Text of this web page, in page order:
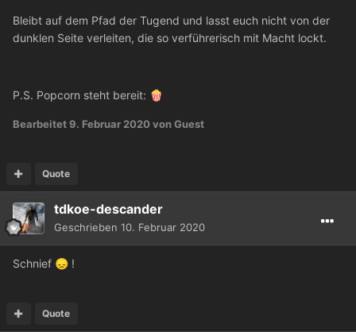
Bleibt auf dem Pfad der Tugend und lasst euch nicht von der
dunklen Seite verleiten, die so verführerisch mit Macht lockt.
P.S. Popcorn steht bereit: 🍿
Bearbeitet9. Februar 2020von Guest
Quote
tdkoe-descander
Geschrieben 10. Februar 2020
Schnief 😞 !
Quote